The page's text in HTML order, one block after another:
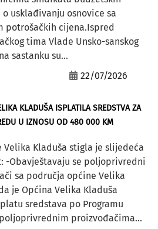
usklađivanju osnovice sa
potrošačkih cijena.Ispred
tima Vlade Unsko-sanskog
sastanku su...
22/07/2026
KLADUŠA ISPLATILA SREDSTVA ZA
U IZNOSU OD 480 000 KM
Velika Kladuša stigla je slijedeća
-Obavještavaju se poljoprivredni
sa područja općine Velika
je Općina Velika Kladuša
sredstava po Programu
proizvođačima...